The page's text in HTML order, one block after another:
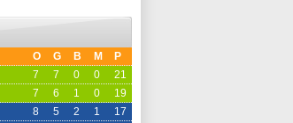
O G B M
P
7 7 0 0
21
7 6 1 0
19
8 5 2 1
17